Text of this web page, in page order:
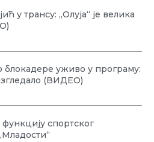
у трансу: „Олуја“ је велика
блокадере уживо у програму:
(ВИДЕО)
спортског